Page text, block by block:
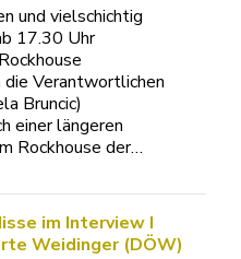
und vielschichtig
17.30 Uhr
Verantwortlichen
Bruncic)
einer längeren
Rockhouse der…
im Interview I
Weidinger (DÖW)